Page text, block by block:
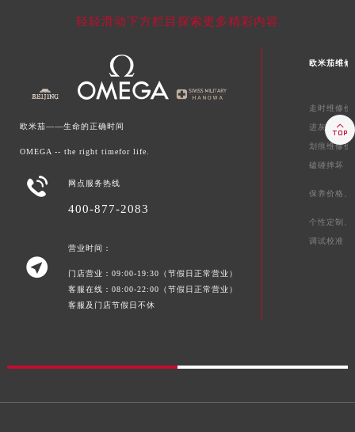
轻轻滑动下方栏目探索更多精彩内容
欧米茄——生命的正确时间
OMEGA -- the right timefor life.
 网点服务热线
400-877-2083

营业时间：
门店营业：09:00-19:30（节假日正常营业）
客服在线：08:00-22:00（节假日正常营业）
客服及门店节假日不休
欧米茄维修
走时维修价
进灰、 起雾
划痕维修价
磕碰摔坏
保养价格、
个性定制、
调试校准
